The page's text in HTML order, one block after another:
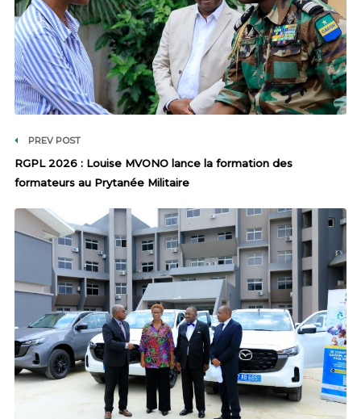
PREV POST
RGPL 2026 : Louise MVONO lance la formation des
formateurs au Prytanée Militaire